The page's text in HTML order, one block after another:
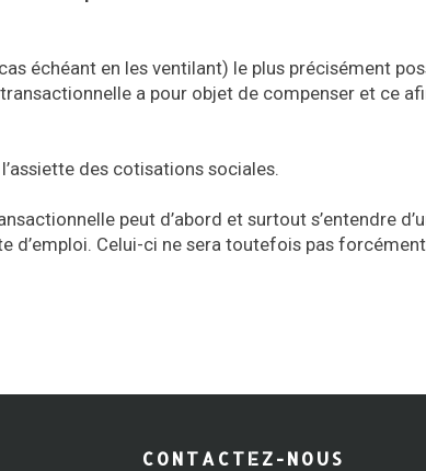
échéant en les ventilant) le plus précisément
a pour objet de compenser et ce
des cotisations sociales.
peut d’abord et surtout s’entendre
Celui-ci ne sera toutefois pas
CONTACTEZ-NOUS